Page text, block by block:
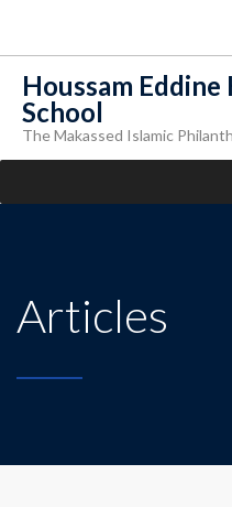
Houssam
School
The Makassed Islamic
Articles